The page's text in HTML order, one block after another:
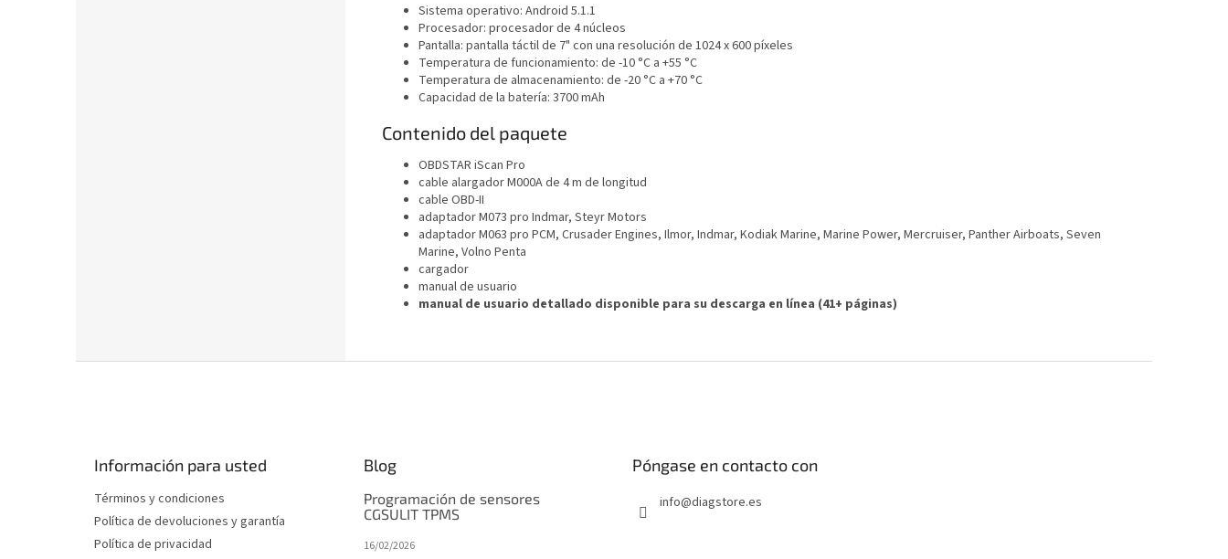
Sistema operativo: Android 5.1.1
Procesador: procesador de 4 núcleos
Pantalla: pantalla táctil de 7" con una resolución de 1024 x 600 píxeles
Temperatura de funcionamiento: de -10 °C a +55 °C
Temperatura de almacenamiento: de -20 °C a +70 °C
Capacidad de la batería: 3700 mAh
Contenido del paquete
OBDSTAR iScan Pro
cable alargador M000A de 4 m de longitud
cable OBD-II
adaptador M073 pro Indmar, Steyr Motors
adaptador M063 pro PCM, Crusader Engines, Ilmor, Indmar, Kodiak Marine, Marine Power, Mercruiser, Panther Airboats, Seven
Marine, Volno Penta
cargador
manual de usuario
manual de usuario detallado disponible para su descarga en línea (41+ páginas)
Información para usted
Términos y condiciones
Política de devoluciones y garantía
Política de privacidad
Blog
Programación de sensores
CGSULIT TPMS
16/02/2026
Póngase en contacto con
info@diagstore.es